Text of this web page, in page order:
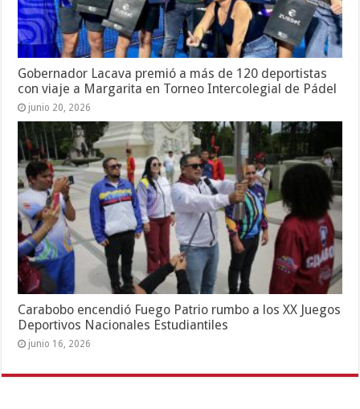
Gobernador Lacava premió a más de 120 deportistas
con viaje a Margarita en Torneo Intercolegial de Pádel
junio 20, 2026
Carabobo encendió Fuego Patrio rumbo a los XX Juegos
Deportivos Nacionales Estudiantiles
junio 16, 2026